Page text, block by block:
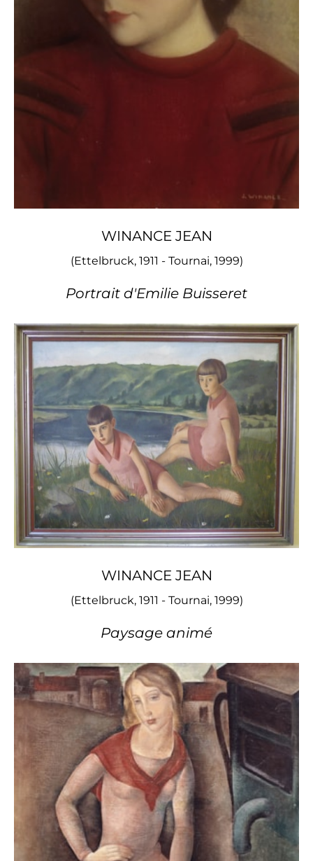
WINANCE JEAN
(Ettelbruck, 1911 - Tournai, 1999)
Portrait d'Emilie Buisseret
WINANCE JEAN
(Ettelbruck, 1911 - Tournai, 1999)
Paysage animé